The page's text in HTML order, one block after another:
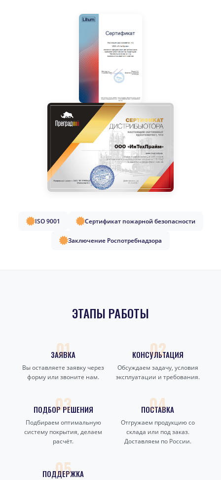
ISO 9001 Сертификат пожарной безопасности
Заключение Роспотребнадзора
ЭТАПЫ РАБОТЫ
01
ЗАЯВКА
Вы оставляете заявку через
форму или звоните нам.
02
КОНСУЛЬТАЦИЯ
Обсуждаем задачу, условия
эксплуатации и требования.
03
ПОДБОР РЕШЕНИЯ
Подбираем оптимальную
систему покрытия, делаем
расчёт.
04
ПОСТАВКА
Отгружаем продукцию со
склада или под заказ.
Доставляем по России.
05
ПОДДЕРЖКА